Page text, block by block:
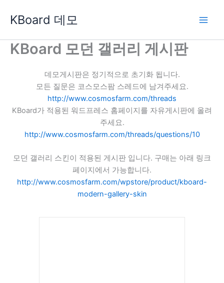
로
KBoard 데모
KBoard 모던 갤러리 게시판
데모게시판은 정기적으로 초기화 됩니다.
모든 질문은 코스모스팜 스레드에 남겨주세요.
http://www.cosmosfarm.com/threads
KBoard가 적용된 워드프레스 홈페이지를 자유게시판에 올려
주세요.
http://www.cosmosfarm.com/threads/questions/10
모던 갤러리 스킨이 적용된 게시판 입니다. 구매는 아래 링크
페이지에서 가능합니다.
http://www.cosmosfarm.com/wpstore/product/kboard-
modern-gallery-skin